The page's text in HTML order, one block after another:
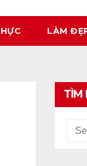
LÀM
TÌM